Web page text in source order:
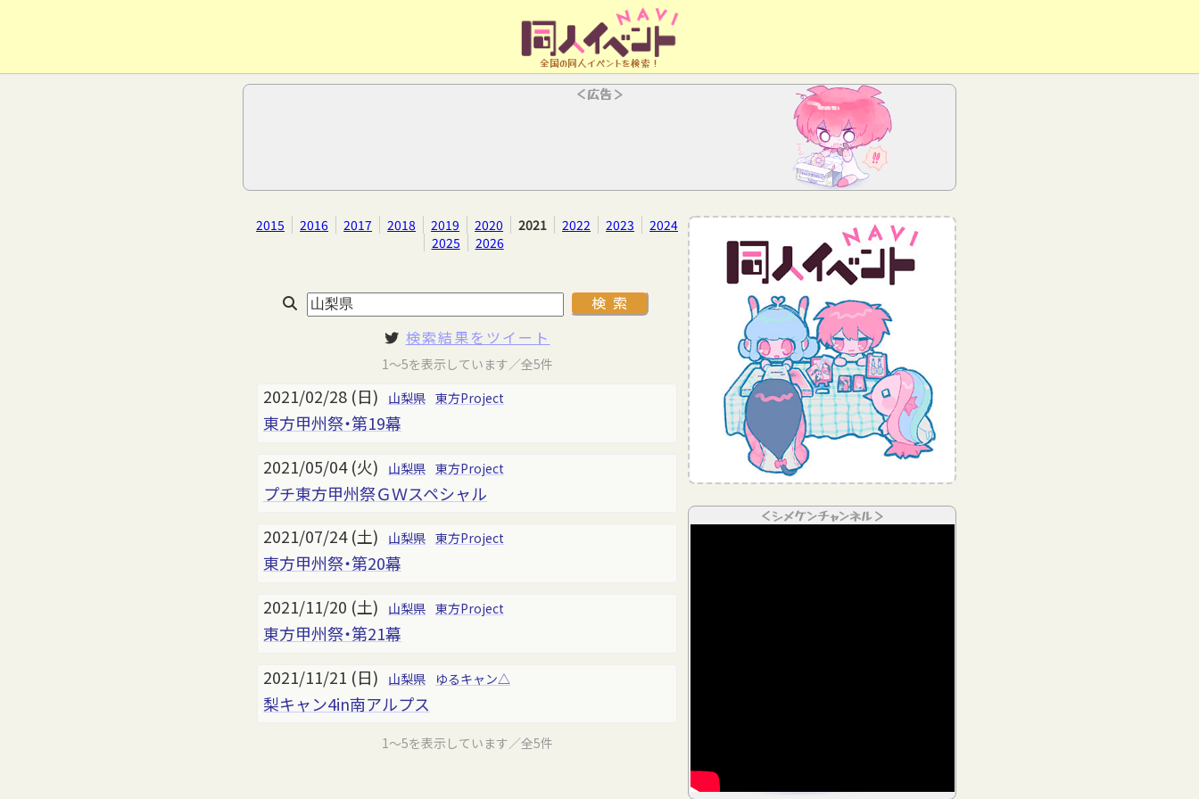
全国の同人イベントを検索！
＜広告＞
2015 2016 2017 2018 2019 2020 2021 2022 2023
2024
2025
2026
検索結果をツイート
1～5を表示しています／全5件
2021/02/28 (日) 山梨県 東方Project
東方甲州祭・第19幕
2021/05/04 (火)
山梨県 東方Project
プチ東方甲州祭ＧＷスペシャル
2021/07/24 (土)
山梨県 東方Project
東方甲州祭・第20幕
2021/11/20 (土)
山梨県 東方Project
東方甲州祭・第21幕
2021/11/21 (日)
山梨県 ゆるキャン△
梨キャン4in南アルプス
1～5を表示しています／全5件
＜シメケンチャンネル＞